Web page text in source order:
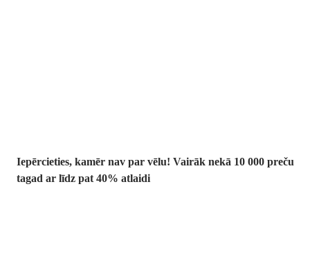
Iepērcieties, kamēr nav par vēlu! Vairāk nekā 10 000 preču
tagad ar līdz pat 40% atlaidi